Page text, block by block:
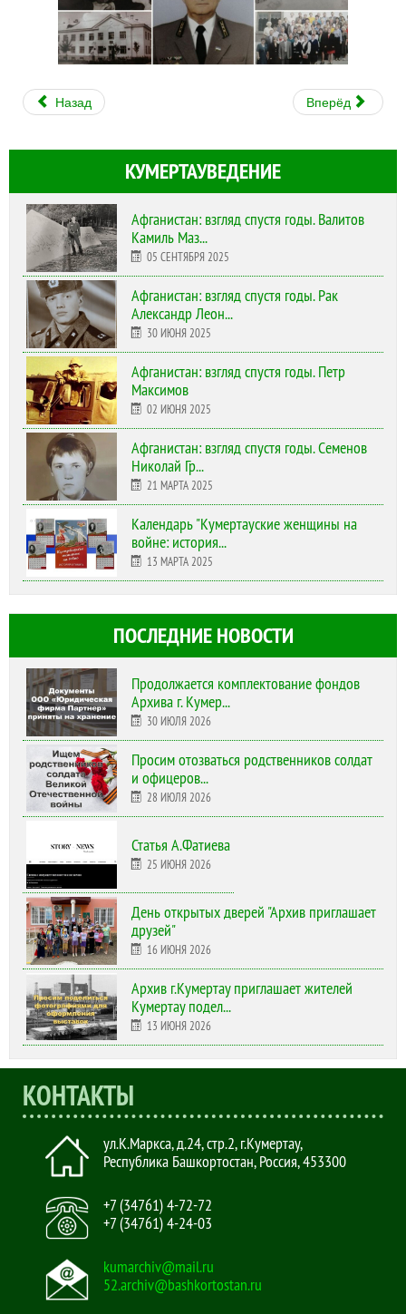
Назад Вперёд
КУМЕРТАУВЕДЕНИЕ
Афганистан: взгляд спустя годы. Валитов
Камиль Маз...
05 СЕНТЯБРЯ 2025
Афганистан: взгляд спустя годы. Рак
Александр Леон...
30 ИЮНЯ 2025
Афганистан: взгляд спустя годы. Петр
Максимов
02 ИЮНЯ 2025
Афганистан: взгляд спустя годы. Семенов
Николай Гр...
21 МАРТА 2025
Календарь "Кумертауские женщины на
войне: история...
13 МАРТА 2025
ПОСЛЕДНИЕ НОВОСТИ
Продолжается комплектование фондов
Архива г. Кумер...
30 ИЮЛЯ 2026
Просим отозваться родственников солдат
и офицеров...
28 ИЮЛЯ 2026
Статья А.Фатиева
25 ИЮНЯ 2026
День открытых дверей "Архив приглашает
друзей"
16 ИЮНЯ 2026
Архив г.Кумертау приглашает жителей
Кумертау подел...
13 ИЮНЯ 2026
КОНТАКТЫ
ул.К.Маркса, д.24, стр.2,г.Кумертау,
Республика Башкортостан, Россия,453300
+7 (34761) 4-72-72
+7 (34761) 4-24-03
kumarchiv@mail.ru
52.archiv@bashkortostan.ru